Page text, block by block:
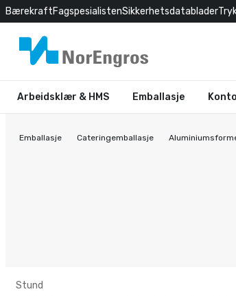
BærekraftFagspesialistenSikkerhetsdatablader
Arbeidsklær & HMS Emballasje
Emballasje Cateringemballasje
Stund